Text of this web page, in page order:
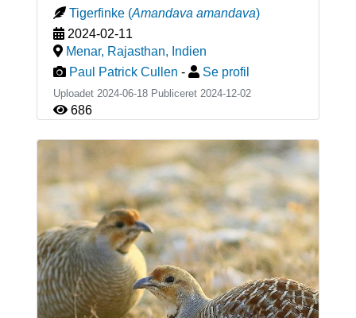
Tigerfinke (Amandava amandava)
2024-02-11
Menar, Rajasthan, Indien
Paul Patrick Cullen - Se profil
Uploadet 2024-06-18 Publiceret 2024-12-02
686